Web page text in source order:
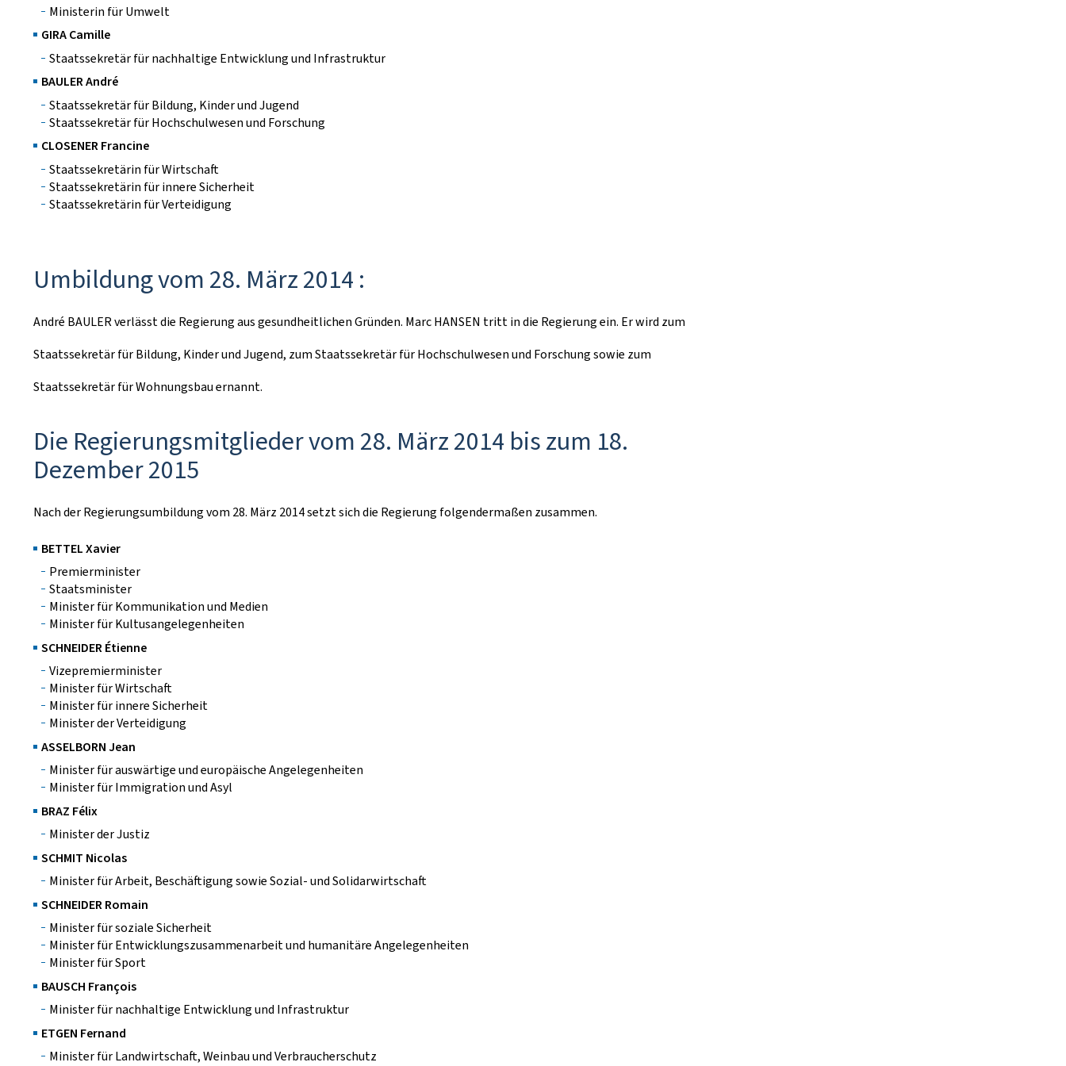
Ministerin für Umwelt
GIRA Camille
Staatssekretär für nachhaltige Entwicklung und Infrastruktur
BAULER André
Staatssekretär für Bildung, Kinder und Jugend
Staatssekretär für Hochschulwesen und Forschung
CLOSENER Francine
Staatssekretärin für Wirtschaft
Staatssekretärin für innere Sicherheit
Staatssekretärin für Verteidigung
Umbildung vom 28. März 2014 :
André BAULER verlässt die Regierung aus gesundheitlichen Gründen. Marc HANSEN tritt in die Regierung ein. Er wird zum
Staatssekretär für Bildung, Kinder und Jugend, zum Staatssekretär für Hochschulwesen und Forschung sowie zum
Staatssekretär für Wohnungsbau ernannt.
Die Regierungsmitglieder vom 28. März 2014 bis zum 18.
Dezember 2015
Nach der Regierungsumbildung vom 28. März 2014 setzt sich die Regierung folgendermaßen zusammen.
BETTEL Xavier
Premierminister
Staatsminister
Minister für Kommunikation und Medien
Minister für Kultusangelegenheiten
SCHNEIDER Étienne
Vizepremierminister
Minister für Wirtschaft
Minister für innere Sicherheit
Minister der Verteidigung
ASSELBORN Jean
Minister für auswärtige und europäische Angelegenheiten
Minister für Immigration und Asyl
BRAZ Félix
Minister der Justiz
SCHMIT Nicolas
Minister für Arbeit, Beschäftigung sowie Sozial- und Solidarwirtschaft
SCHNEIDER Romain
Minister für soziale Sicherheit
Minister für Entwicklungszusammenarbeit und humanitäre Angelegenheiten
Minister für Sport
BAUSCH François
Minister für nachhaltige Entwicklung und Infrastruktur
ETGEN Fernand
Minister für Landwirtschaft, Weinbau und Verbraucherschutz